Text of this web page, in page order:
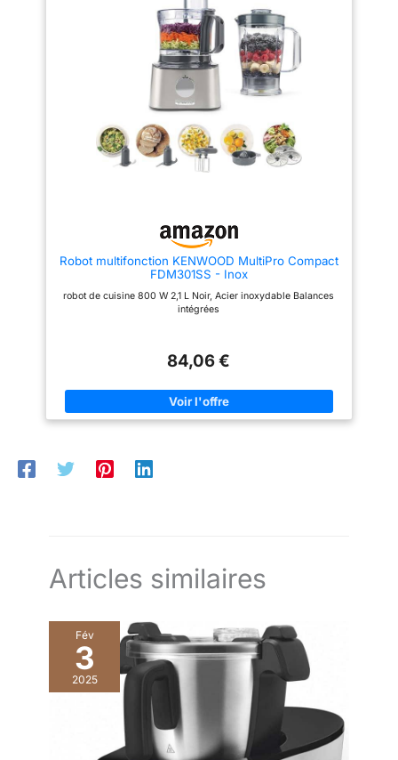
MultiLevel6 doté de 3 doubles
lames La grande capacité du
bol de 2,3 L permet de préparer
jusqu'à 0,8 kg de pâte à gâteau
/ Mini-hachoir avec 4 lames
inox pour hacher des petites
quantités de viande Livraison : 1
x Bosch MultiTalent 3 robot de
cuisine / Robot multifonctions
pour réaliser plus de 50 tâches
différentes / Avec accessoires
de série / Couleur : Noir/Inox
brossé
puissance de 800 W La grande
capacité du bol de 2,3 L permet
de préparer jusqu'à 0,8 kg de
pâte à gâteau ; Couteau
multifonctions inox et disque
réversible pour râper et émincer
Livraison : 1 x Bosch MultiTalent
3 robot de cuisine ; Robot
multifonctions pour réaliser plus
de 20 tâches différentes ; Avec
accessoires de série ; Couleur :
Blanc/Gris
Robot multifonction KENWOOD MultiPro Compact
FDM301SS - Inox
robot de cuisine 800 W 2,1 L Noir, Acier inoxydable Balances
intégrées
84,06 €
Articles similaires
Fév
3
2025